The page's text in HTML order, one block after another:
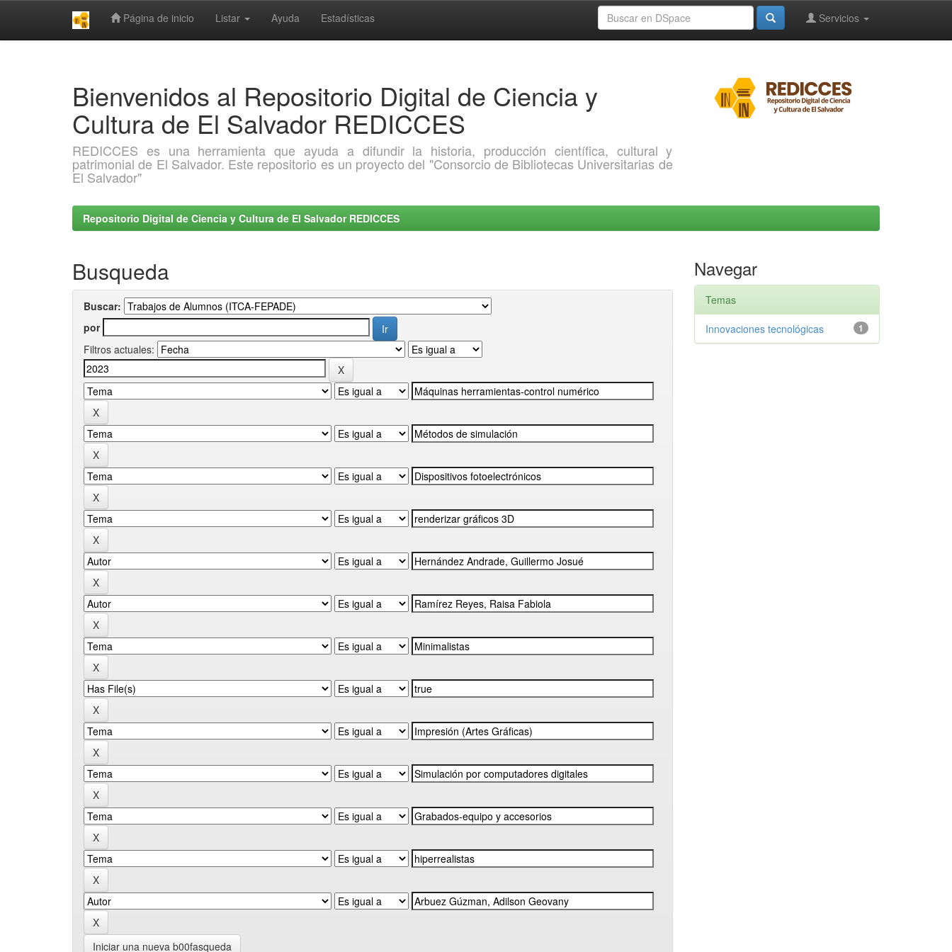
Página de inicio Listar Ayuda Estadísticas Servicios
Bienvenidos al Repositorio Digital de Ciencia y
Cultura de El Salvador REDICCES
REDICCES es una herramienta que ayuda a difundir la historia, producción científica, cultural y
patrimonial de El Salvador. Este repositorio es un proyecto del "Consorcio de Bibliotecas Universitarias de
El Salvador"
Repositorio Digital de Ciencia y Cultura de El Salvador REDICCES
Busqueda
Buscar:
por
Filtros actuales:
Iniciar una nueva b00fasqueda
Navegar
Temas
1
Innovaciones tecnológicas